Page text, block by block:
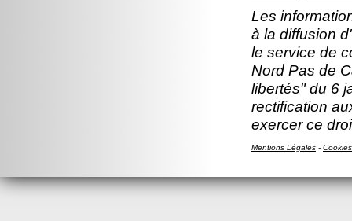
Les
à la diffusion
le service de
Nord Pas de
libertés" du 6
rectification
exercer ce
Mentions Légales - Cookies